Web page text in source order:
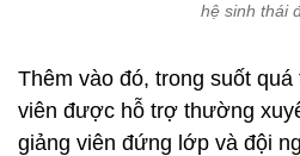
hệ sinh thái
Thêm vào đó, trong suốt
viên được hỗ trợ thường
giảng viên đứng lớp và đội